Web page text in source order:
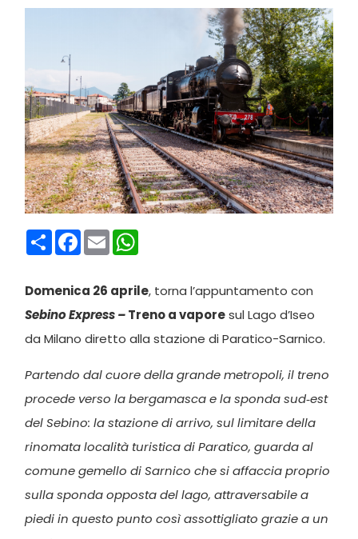
CondividiFacebook
Email
Domenica 26 aprile, torna l’appuntamento con
Sebino Express –Treno a vaporesul Lago d’Iseo
da Milano diretto alla stazione di Paratico-Sarnico.
Partendo dal cuore della grande metropoli, il treno
procede verso la bergamasca e la sponda sud‐est
del Sebino: la stazione di arrivo, sul limitare della
rinomata località turistica di Paratico, guarda al
comune gemello di Sarnico che si affaccia proprio
sulla sponda opposta del lago, attraversabile a
piedi in questo punto così assottigliato grazie a un